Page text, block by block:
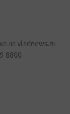
на vladnews.ru
8800